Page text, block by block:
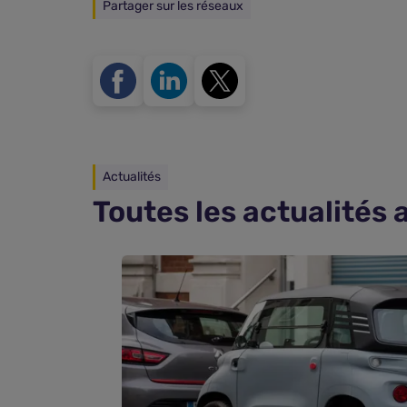
Partager sur les réseaux
Actualités
Toutes les actualités